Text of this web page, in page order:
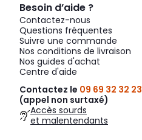
Besoin d’aide ?
Contactez-nous
Questions fréquentes
Suivre une commande
Nos conditions de livraison
Nos guides d'achat
Centre d'aide
Contactez le 09 69 32 32 23
(appel non surtaxé)
Accès sourds
et malentendants